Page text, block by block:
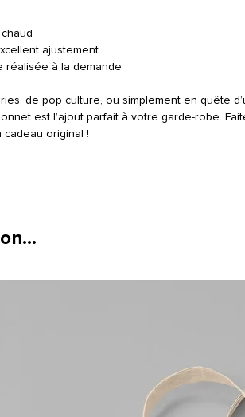
ajustement
réalisée à la demande
de pop culture, ou simplement en quête
est l’ajout parfait à votre garde-robe.
original !